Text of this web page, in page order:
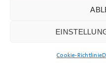
Cookie-Richtlinie